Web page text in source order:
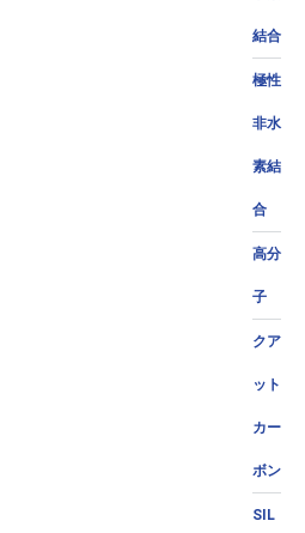
結合
極性
非水
素結
合
高分
子
クア
ット
カー
ボン
SIL